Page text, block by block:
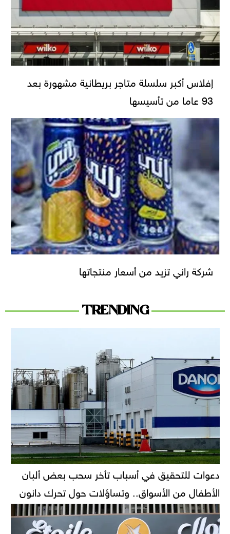
إفلاس أكبر سلسلة متاجر بريطانية مشهورة بعد
93 عاما من تأسيسها
شركة راني تزيد من أسعار منتجاتها
TRENDING
دعوات للتحقيق في أسباب تأخر سحب بعض ألبان
الأطفال من الأسواق.. وتساؤلات حول تحرك دانون